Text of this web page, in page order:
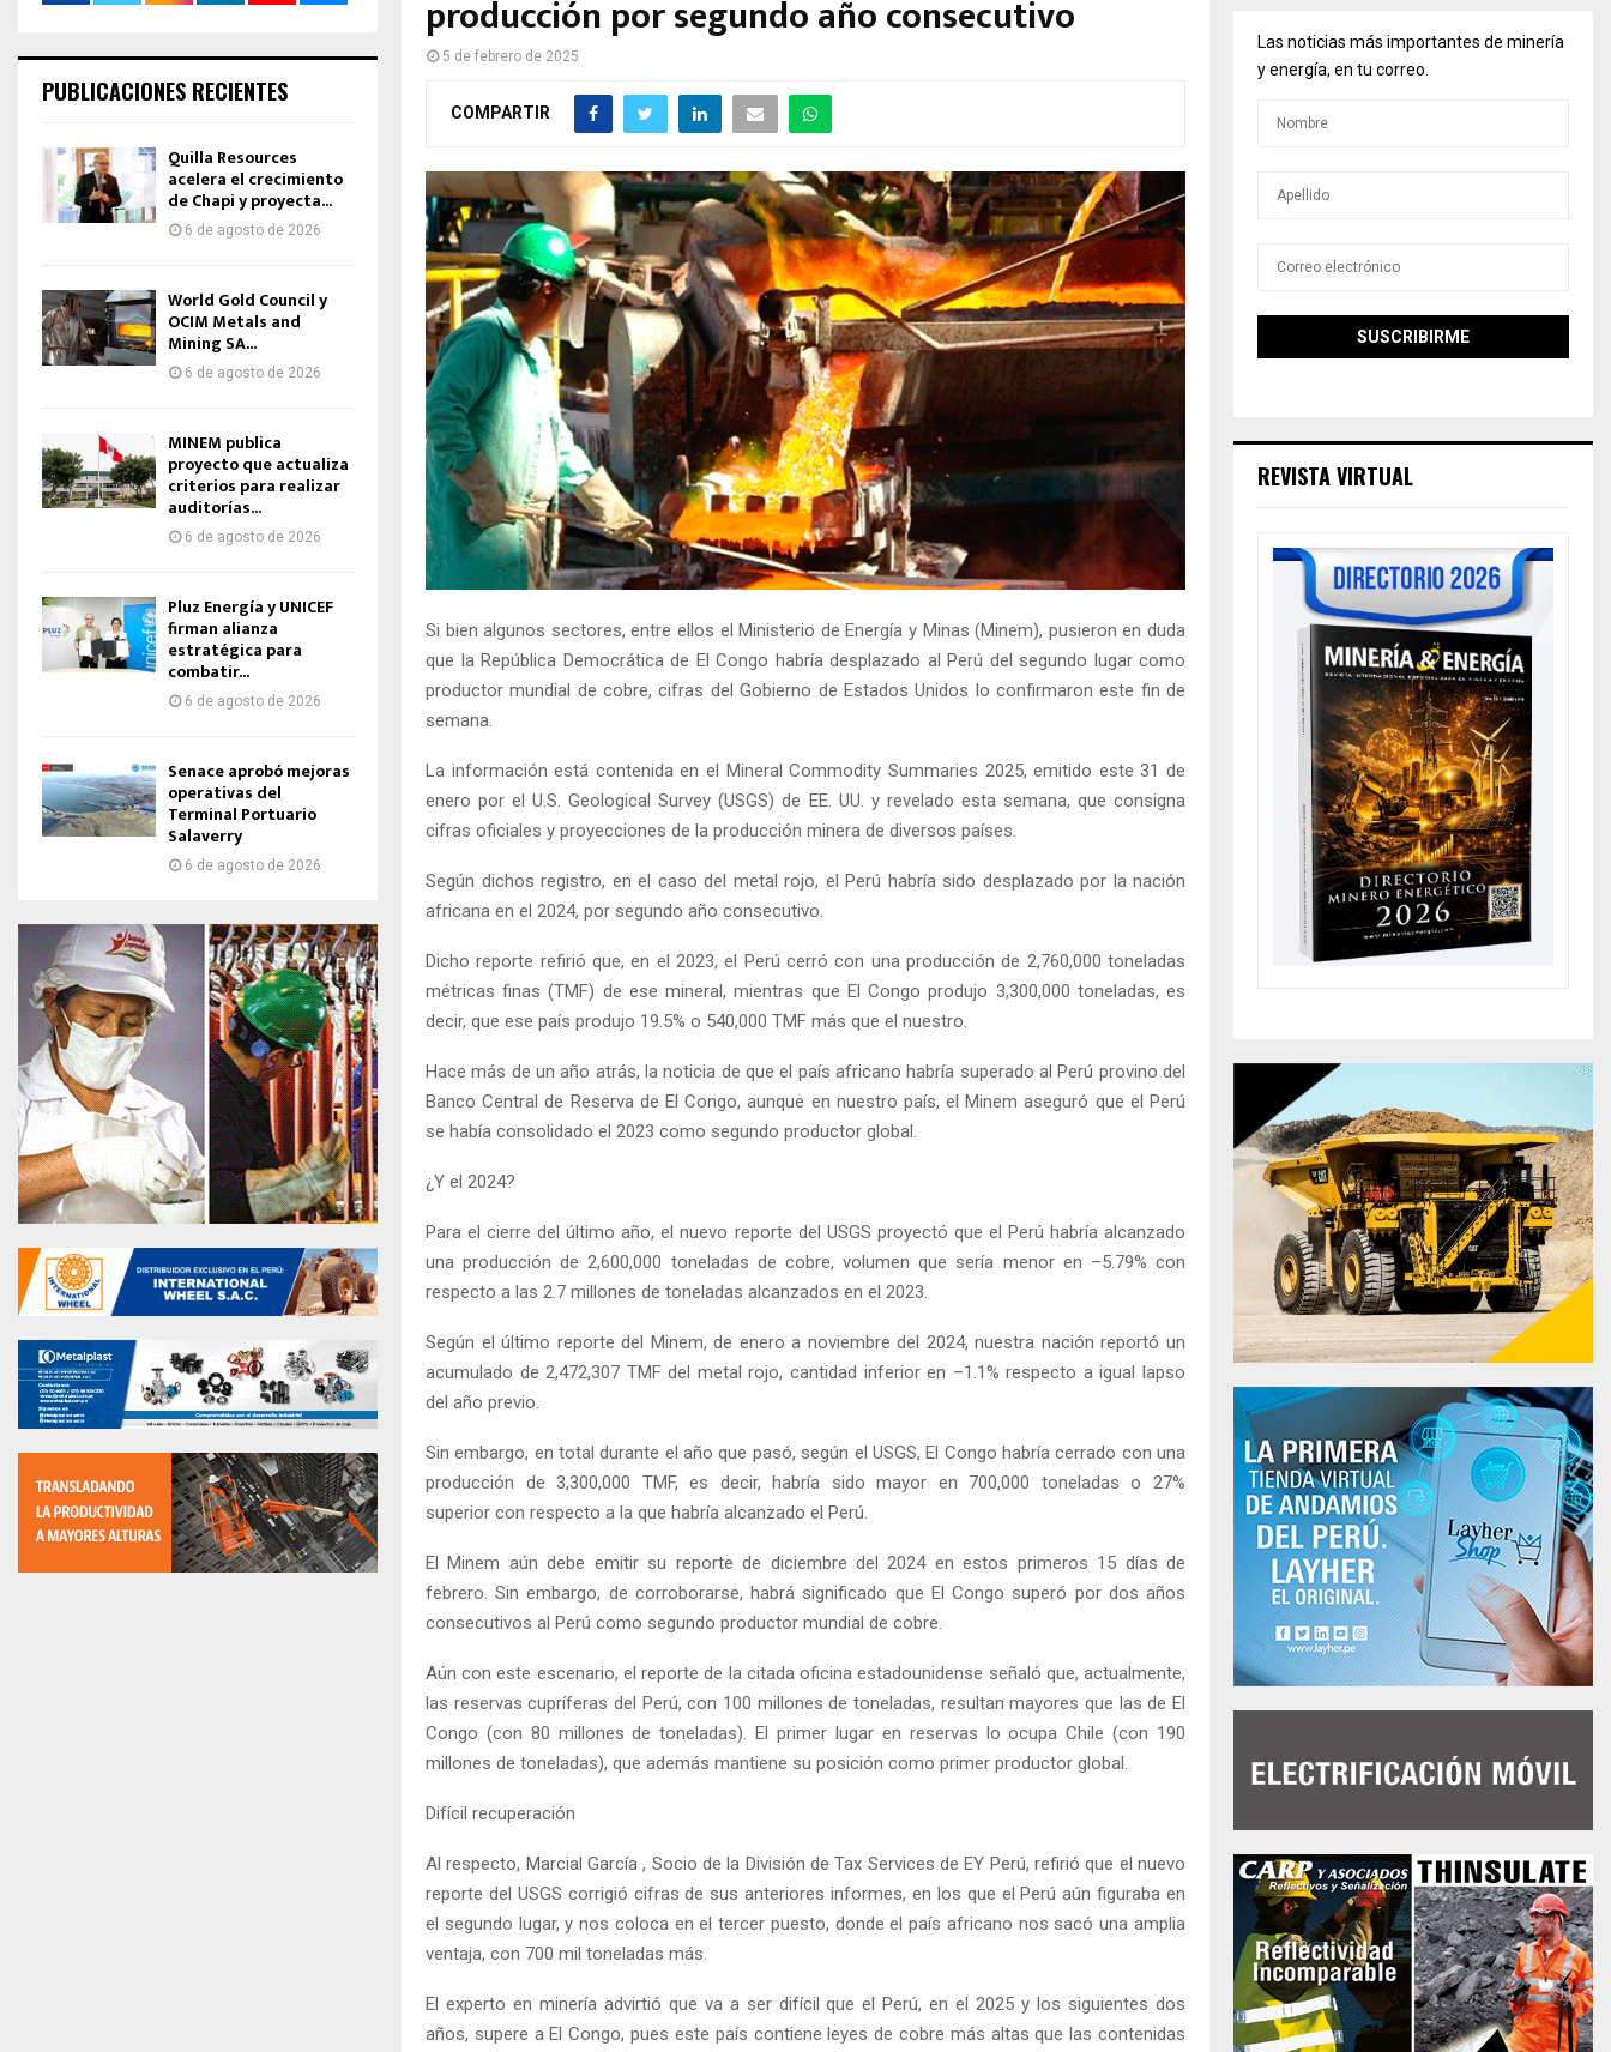
producción por segundo año consecutivo
5 de febrero de 2025
COMPARTIR
Si bien algunos sectores, entre ellos el Ministerio de Energía y Minas (Minem), pusieron en duda
que la República Democrática de El Congo habría desplazado al Perú del segundo lugar como
productor mundial de cobre, cifras del Gobierno de Estados Unidos lo confirmaron este fin de
semana.
La información está contenida en el Mineral Commodity Summaries 2025, emitido este 31 de
enero por el U.S. Geological Survey (USGS) de EE. UU. y revelado esta semana, que consigna
cifras oficiales y proyecciones de la producción minera de diversos países.
Según dichos registro, en el caso del metal rojo, el Perú habría sido desplazado por la nación
africana en el 2024, por segundo año consecutivo.
Dicho reporte refirió que, en el 2023, el Perú cerró con una producción de 2,760,000 toneladas
métricas finas (TMF) de ese mineral, mientras que El Congo produjo 3,300,000 toneladas, es
decir, que ese país produjo 19.5% o 540,000 TMF más que el nuestro.
Hace más de un año atrás, la noticia de que el país africano habría superado al Perú provino del
Banco Central de Reserva de El Congo, aunque en nuestro país, el Minem aseguró que el Perú
se había consolidado el 2023 como segundo productor global.
¿Y el 2024?
Para el cierre del último año, el nuevo reporte del USGS proyectó que el Perú habría alcanzado
una producción de 2,600,000 toneladas de cobre, volumen que sería menor en –5.79% con
respecto a las 2.7 millones de toneladas alcanzados en el 2023.
Según el último reporte del Minem, de enero a noviembre del 2024, nuestra nación reportó un
acumulado de 2,472,307 TMF del metal rojo, cantidad inferior en –1.1% respecto a igual lapso
del año previo.
Sin embargo, en total durante el año que pasó, según el USGS, El Congo habría cerrado con una
producción de 3,300,000 TMF, es decir, habría sido mayor en 700,000 toneladas o 27%
superior con respecto a la que habría alcanzado el Perú.
El Minem aún debe emitir su reporte de diciembre del 2024 en estos primeros 15 días de
febrero. Sin embargo, de corroborarse, habrá significado que El Congo superó por dos años
consecutivos al Perú como segundo productor mundial de cobre.
Aún con este escenario, el reporte de la citada oficina estadounidense señaló que, actualmente,
las reservas cupríferas del Perú, con 100 millones de toneladas, resultan mayores que las de El
Congo (con 80 millones de toneladas). El primer lugar en reservas lo ocupa Chile (con 190
millones de toneladas), que además mantiene su posición como primer productor global.
Difícil recuperación
Al respecto, Marcial García , Socio de la División de Tax Services de EY Perú, refirió que el nuevo
reporte del USGS corrigió cifras de sus anteriores informes, en los que el Perú aún figuraba en
el segundo lugar, y nos coloca en el tercer puesto, donde el país africano nos sacó una amplia
ventaja, con 700 mil toneladas más.
El experto en minería advirtió que va a ser difícil que el Perú, en el 2025 y los siguientes dos
años, supere a El Congo, pues este país contiene leyes de cobre más altas que las contenidas
PUBLICACIONES RECIENTES
Quilla Resources
acelera el crecimiento
de Chapi y proyecta...
6 de agosto de 2026
World Gold Council y
OCIM Metals and
Mining SA...
6 de agosto de 2026
MINEM publica
proyecto que actualiza
criterios para realizar
auditorías...
6 de agosto de 2026
Pluz Energía y UNICEF
firman alianza
estratégica para
combatir...
6 de agosto de 2026
Senace aprobó mejoras
operativas del
Terminal Portuario
Salaverry
6 de agosto de 2026
Las noticias más importantes de minería
y energía, en tu correo.
REVISTA VIRTUAL